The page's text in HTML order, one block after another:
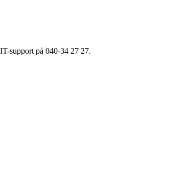
support på 040-34 27 27.